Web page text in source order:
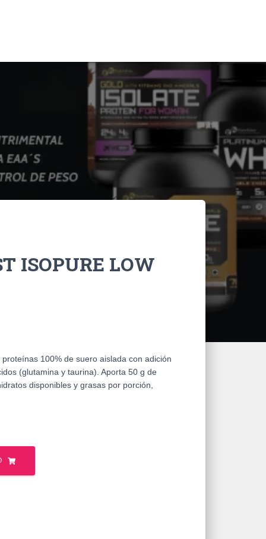
ISOPURE LOW
100% de suero aislada con adición
(glutamina y taurina). Aporta 50 g de
disponibles y grasas por porción,